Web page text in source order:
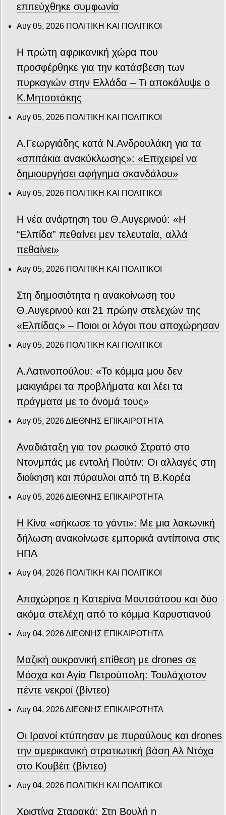
επιτεύχθηκε συμφωνία
Αυγ 05, 2026 ΠΟΛΙΤΙΚΗ ΚΑΙ ΠΟΛΙΤΙΚΟΙ
Η πρώτη αφρικανική χώρα που
προσφέρθηκε για την κατάσβεση των
πυρκαγιών στην Ελλάδα – Τι αποκάλυψε ο
Κ.Μητσοτάκης
Αυγ 05, 2026 ΠΟΛΙΤΙΚΗ ΚΑΙ ΠΟΛΙΤΙΚΟΙ
Α.Γεωργιάδης κατά Ν.Ανδρουλάκη για τα
«σπιτάκια ανακύκλωσης»: «Επιχειρεί να
δημιουργήσει αφήγημα σκανδάλου»
Αυγ 05, 2026 ΠΟΛΙΤΙΚΗ ΚΑΙ ΠΟΛΙΤΙΚΟΙ
Η νέα ανάρτηση του Θ.Αυγερινού: «Η
“Ελπίδα” πεθαίνει μεν τελευταία, αλλά
πεθαίνει»
Αυγ 05, 2026 ΠΟΛΙΤΙΚΗ ΚΑΙ ΠΟΛΙΤΙΚΟΙ
Στη δημοσιότητα η ανακοίνωση του
Θ.Αυγερινού και 21 πρώην στελεχών της
«Ελπίδας» – Ποιοι οι λόγοι που αποχώρησαν
Αυγ 05, 2026 ΠΟΛΙΤΙΚΗ ΚΑΙ ΠΟΛΙΤΙΚΟΙ
Α.Λατινοπούλου: «Το κόμμα μου δεν
μακιγιάρει τα προβλήματα και λέει τα
πράγματα με το όνομά τους»
Αυγ 05, 2026ΔΙΕΘΝΗΣ ΕΠΙΚΑΙΡΟΤΗΤΑ
Αναδιάταξη για τον ρωσικό Στρατό στο
Ντονμπάς με εντολή Πούτιν: Οι αλλαγές στη
διοίκηση και πύραυλοι από τη Β.Κορέα
Αυγ 05, 2026ΔΙΕΘΝΗΣ ΕΠΙΚΑΙΡΟΤΗΤΑ
Η Κίνα «σήκωσε το γάντι»: Με μια λακωνική
δήλωση ανακοίνωσε εμπορικά αντίποινα στις
ΗΠΑ
Αυγ 04, 2026 ΠΟΛΙΤΙΚΗ ΚΑΙ ΠΟΛΙΤΙΚΟΙ
Αποχώρησε η Κατερίνα Μουτσάτσου και δύο
ακόμα στελέχη από το κόμμα Καρυστιανού
Αυγ 04, 2026ΔΙΕΘΝΗΣ ΕΠΙΚΑΙΡΟΤΗΤΑ
Μαζική ουκρανική επίθεση με drones σε
Μόσχα και Αγία Πετρούπολη: Τουλάχιστον
πέντε νεκροί (βίντεο)
Αυγ 04, 2026ΔΙΕΘΝΗΣ ΕΠΙΚΑΙΡΟΤΗΤΑ
Οι Ιρανοί κτύπησαν με πυραύλους και drones
την αμερικανική στρατιωτική βάση Αλ Ντόχα
στο Κουβέιτ (βίντεο)
Αυγ 04, 2026 ΠΟΛΙΤΙΚΗ ΚΑΙ ΠΟΛΙΤΙΚΟΙ
Χριστίνα Σταρακά: Στη Βουλή η